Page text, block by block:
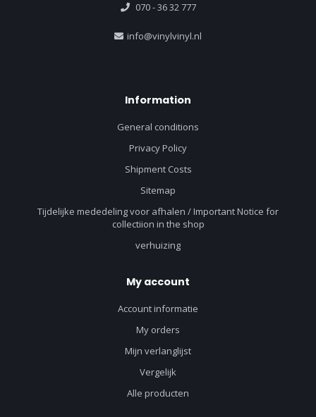
070 - 36 32 777
info@vinylvinyl.nl
Information
General conditions
Privacy Policy
Shipment Costs
Sitemap
Tijdelijke mededeling voor afhalen / Important Notice for
collectiion in the shop
verhuizing
My account
Account informatie
My orders
Mijn verlanglijst
Vergelijk
Alle producten